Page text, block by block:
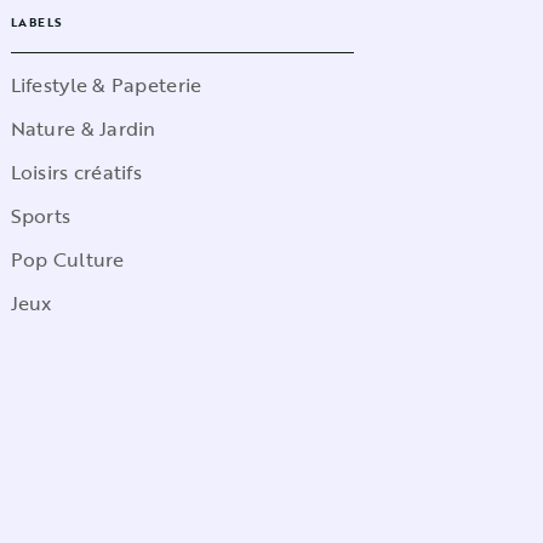
LABELS
Lifestyle & Papeterie
Nature & Jardin
Loisirs créatifs
Sports
Pop Culture
Jeux